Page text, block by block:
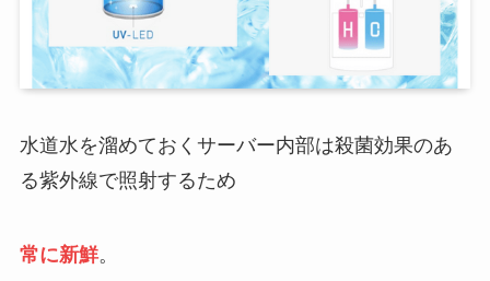
水道水を溜めておくサーバー内部は殺菌効果のあ
る紫外線で照射するため
常に新鮮。